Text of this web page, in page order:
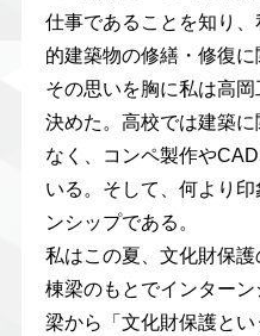
仕事であることを知り
的建築物の修繕・修復に
その思いを胸に私は高
決めた。高校では建築
なく、コンペ製作や
いる。そして、何より
ンシップである。
私はこの夏、文化財保
棟梁のもとでインター
梁から「文化財保護と